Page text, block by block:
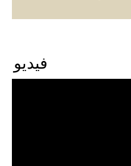
فيديو